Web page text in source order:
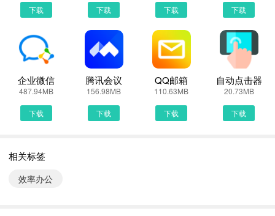
言的精准翻译，提高学习效率。
直接通过手机扫描并提取文字，提高工作效率。
3、出国旅行：当你出国看不懂当地标示语时，只需对着手机扫一
扫，就能轻松翻译成你想要的语言文字。
怎么联系我们：
邮箱：haipinfun@gmail.com
我们正在努力让文字提取更好的为您服务！如有问题或建议，欢迎通
1、优化了部分功能，提升系统稳定性
下载 下载 下载 下载
企业微信
487.94MB
下载
腾讯会议
156.98MB
下载
QQ邮箱
110.63MB
下载
自动点击器
20.73MB
下载
相关标签
效率办公